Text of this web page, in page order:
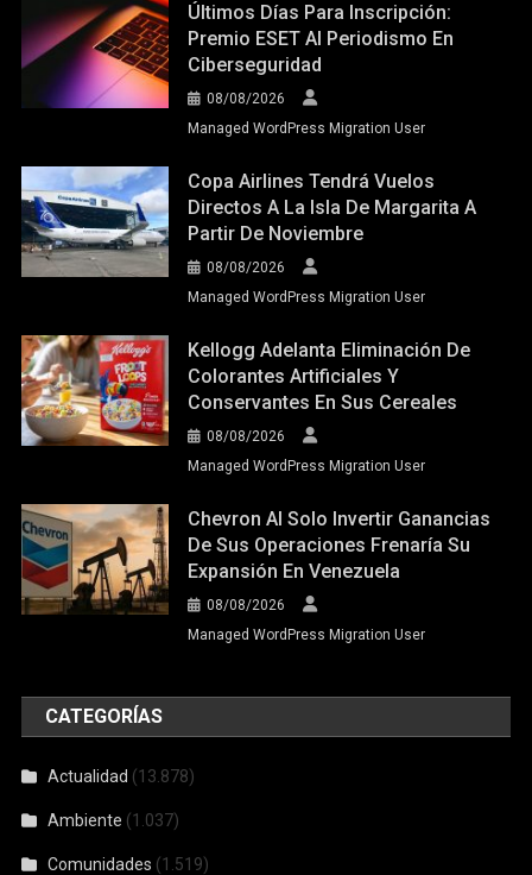
Últimos Días Para Inscripción:
Premio ESET Al Periodismo En
Ciberseguridad
08/08/2026
Managed WordPress Migration User
Copa Airlines Tendrá Vuelos
Directos A La Isla De Margarita A
Partir De Noviembre
08/08/2026
Managed WordPress Migration User
Kellogg Adelanta Eliminación De
Colorantes Artificiales Y
Conservantes En Sus Cereales
08/08/2026
Managed WordPress Migration User
Chevron Al Solo Invertir Ganancias
De Sus Operaciones Frenaría Su
Expansión En Venezuela
08/08/2026
Managed WordPress Migration User
CATEGORÍAS
Actualidad (13.878)
Ambiente (1.037)
Comunidades (1.519)